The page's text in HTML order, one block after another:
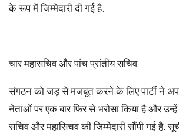
के रूप में जिम्मेदारी दी गई है.
चार महासचिव और पांच प्रांतीय सचिव
संगठन को जड़ से मजबूत करने के लिए पार्टी ने
नेताओं पर एक बार फिर से भरोसा किया है और
सचिव और महासिचव की जिम्मेदारी सौंपी गई है.